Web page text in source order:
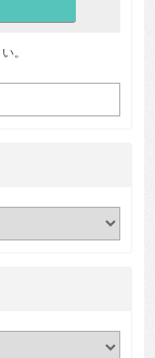
。